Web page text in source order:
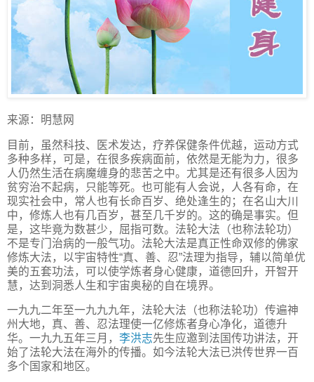
来源：明慧网
目前，虽然科技、医术发达，疗养保健条件优越，运动方式
多种多样，可是，在很多疾病面前，依然是无能为力，很多
人仍然生活在病魔缠身的悲苦之中。尤其是还有很多人因为
贫穷治不起病，只能等死。也可能有人会说，人各有命，在
现实社会中，常人也有长命百岁、绝处逢生的；在名山大川
中，修炼人也有几百岁，甚至几千岁的。这的确是事实。但
是，这毕竟为数甚少，屈指可数。法轮大法（也称法轮功）
不是专门治病的一般气功。法轮大法是真正性命双修的佛家
修炼大法，以宇宙特性“真、善、忍”法理为指导，辅以简单优
美的五套功法，可以使学炼者身心健康，道德回升，开智开
慧，达到洞悉人生和宇宙奥秘的自在境界。
一九九二年至一九九九年，法轮大法（也称法轮功）传遍神
州大地，真、善、忍法理使一亿修炼者身心净化，道德升
华。一九九五年三月， 李洪志先生应邀到法国传功讲法，开
始了法轮大法在海外的传播。如今法轮大法已洪传世界一百
多个国家和地区。